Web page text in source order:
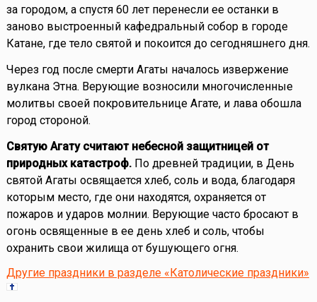
за городом, а спустя 60 лет перенесли ее останки в
заново выстроенный кафедральный собор в городе
Катане, где тело святой и покоится до сегодняшнего дня.
Через год после смерти Агаты началось извержение
вулкана Этна. Верующие возносили многочисленные
молитвы своей покровительнице Агате, и лава обошла
город стороной.
Святую Агату считают небесной защитницей от
природных катастроф.По древней традиции, в День
святой Агаты освящается хлеб, соль и вода, благодаря
которым место, где они находятся, охраняется от
пожаров и ударов молнии. Верующие часто бросают в
огонь освященные в ее день хлеб и соль, чтобы
охранить свои жилища от бушующего огня.
Другие праздники в разделе «Католические праздники»